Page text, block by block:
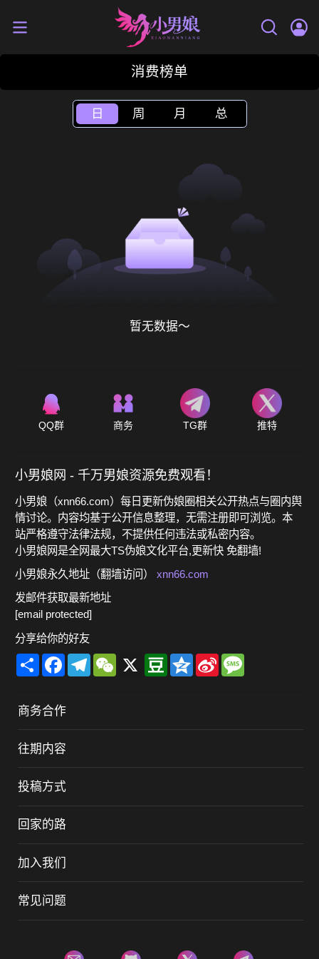
消费榜单
日 周 月 总
暂无数据～
QQ群 商务 TG群 推特
小男娘网 - 千万男娘资源免费观看！
小男娘（xnn66.com）每日更新伪娘圈相关公开热点与圈内舆
情讨论。内容均基于公开信息整理，无需注册即可浏览。本
站严格遵守法律法规，不提供任何违法或私密内容。
小男娘网是全网最大TS伪娘文化平台,更新快 免翻墙!
小男娘永久地址（翻墙访问） xnn66.com
发邮件获取最新地址
[email protected]
分享给你的好友
Share FacebookTelegramWeChat
X DoubanQzoneSina
Weibo
Message
商务合作
往期内容
投稿方式
回家的路
加入我们
常见问题